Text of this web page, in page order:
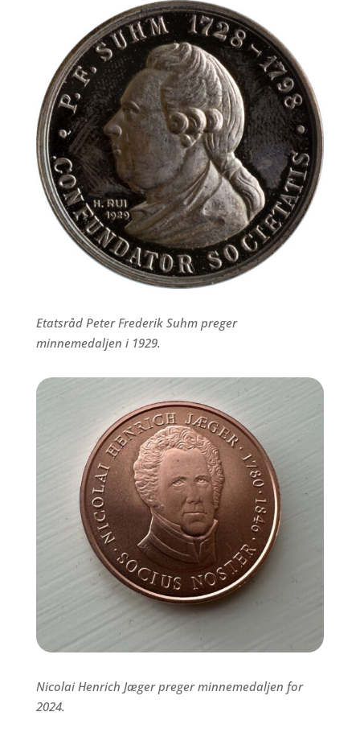
Etatsråd Peter Frederik Suhm preger
minnemedaljen i 1929.
Nicolai Henrich Jæger preger minnemedaljen for
2024.